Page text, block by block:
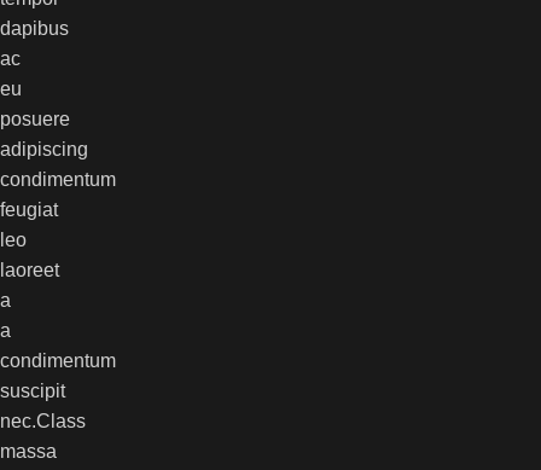
dapibus
ac
eu
posuere
adipiscing
condimentum
feugiat
leo
laoreet
a
a
condimentum
suscipit
nec.Class
massa